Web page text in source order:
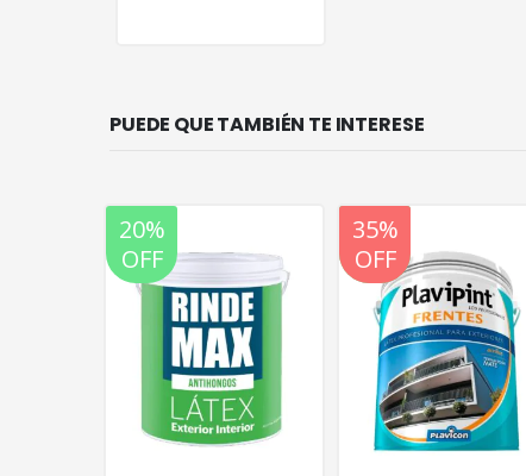
PUEDE QUE TAMBIÉN TE INTERESE
20%
OFF
35%
OFF
20%
OFF